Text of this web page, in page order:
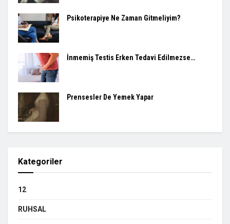
Psikoterapiye Ne Zaman Gitmeliyim?
İnmemiş Testis Erken Tedavi Edilmezse…
Prensesler De Yemek Yapar
Kategoriler
12
RUHSAL